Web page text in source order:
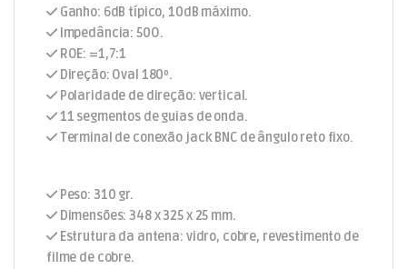
Ganho: 6dB típico, 10dB máximo.
Impedância: 50O.
ROE: =1,7:1
Direção: Oval 180º.
Polaridade de direção: vertical.
11 segmentos de guias de onda.
Terminal de conexão jack BNC de ângulo reto fixo.
Peso: 310 gr.
Dimensões: 348 x 325 x 25 mm.
Estrutura da antena: vidro, cobre, revestimento de
filme de cobre.